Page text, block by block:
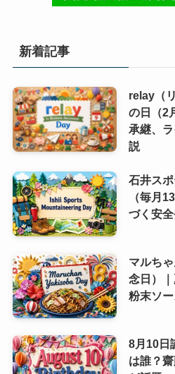
新着記事
relay（
の日（2
承継、
説
石井ス
（毎月
づく安
マルち
念日）
粉末ソ
8月10日
は誰？